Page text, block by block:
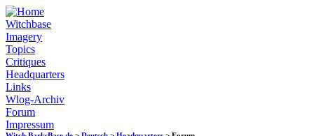
Witchbase
Imagery
Topics
Critiques
Headquarters
Links
Wlog-Archiv
Forum
Impressum